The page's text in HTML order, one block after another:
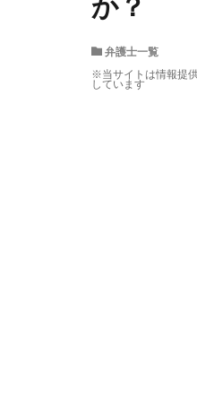
弁護士一覧
※当サイトは情報提
しています